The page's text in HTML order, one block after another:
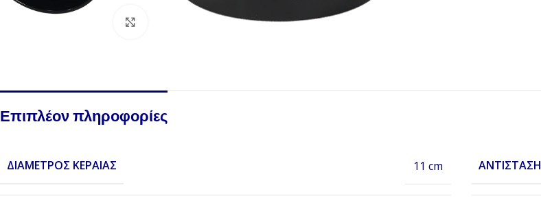
Επιπλέον πληροφορίες
ΔΙΆΜΕΤΡΟΣ ΚΕΡΑΊΑΣ 11 cm ΑΝΤΊΣΤΑΣΗ